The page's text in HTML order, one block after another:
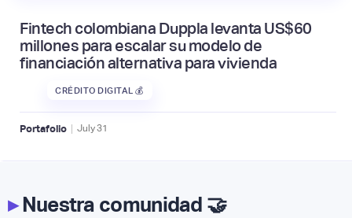
Fintech colombiana Duppla levanta US$60
millones para escalar su modelo de
financiación alternativa para vivienda
CRÉDITO DIGITAL 💰
Portafolio | July31
▸Nuestra comunidad 🤝